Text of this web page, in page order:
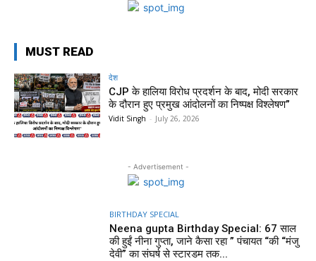
MUST READ
देश
CJP के हालिया विरोध प्रदर्शन के बाद, मोदी सरकार
के दौरान हुए प्रमुख आंदोलनों का निष्पक्ष विश्लेषण”
Vidit Singh - July 26, 2026
- Advertisement -
BIRTHDAY SPECIAL
Neena gupta Birthday Special: 67 साल
की हुईं नीना गुप्ता, जाने कैसा रहा ” पंचायत “की “मंजु
देवी” का संघर्ष से स्टारडम तक...